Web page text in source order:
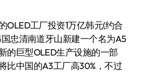
忠清南道牙山新建一个名为A5
的巨型OLED生产设施的一部
比中国的A3工厂高30%，不过